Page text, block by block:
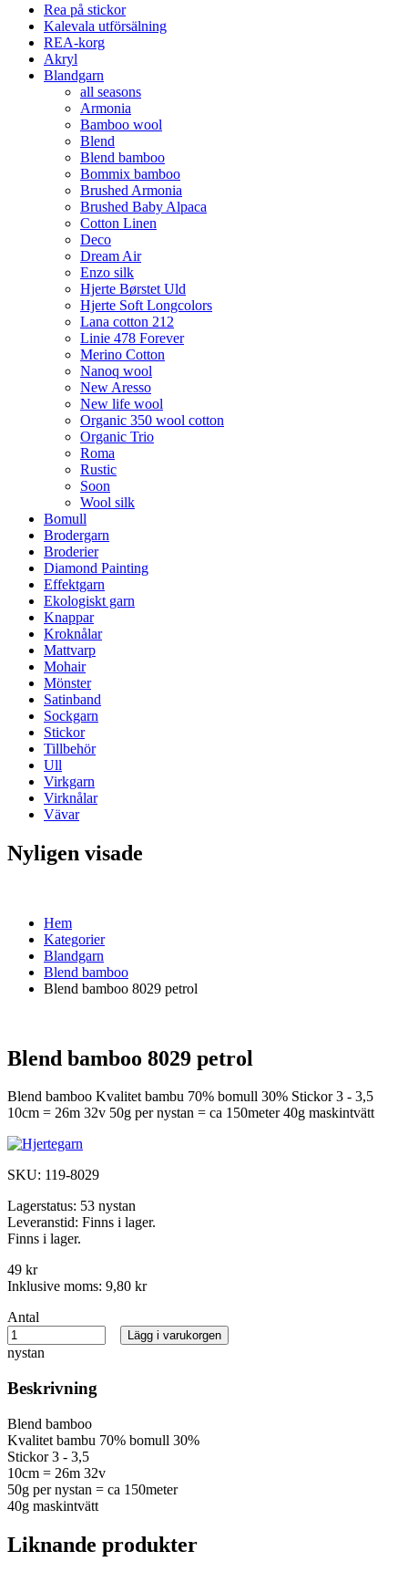
Rea på stickor
Kalevala utförsälning
REA-korg
Akryl
Blandgarn
all seasons
Armonia
Bamboo wool
Blend
Blend bamboo
Bommix bamboo
Brushed Armonia
Brushed Baby Alpaca
Cotton Linen
Deco
Dream Air
Enzo silk
Hjerte Børstet Uld
Hjerte Soft Longcolors
Lana cotton 212
Linie 478 Forever
Merino Cotton
Nanoq wool
New Aresso
New life wool
Organic 350 wool cotton
Organic Trio
Roma
Rustic
Soon
Wool silk
Bomull
Brodergarn
Broderier
Diamond Painting
Effektgarn
Ekologiskt garn
Knappar
Kroknålar
Mattvarp
Mohair
Mönster
Satinband
Sockgarn
Stickor
Tillbehör
Ull
Virkgarn
Virknålar
Vävar
Nyligen visade
Hem
Kategorier
Blandgarn
Blend bamboo
Blend bamboo 8029 petrol
Blend bamboo 8029 petrol
Blend bamboo Kvalitet bambu 70% bomull 30% Stickor 3 - 3,5
10cm = 26m 32v 50g per nystan = ca 150meter 40g maskintvätt
SKU: 119-8029
Lagerstatus: 53 nystan
Leveranstid: Finns i lager.
Finns i lager.
49 kr
Inklusive moms: 9,80 kr
Antal
nystan
Lägg i varukorgen
Beskrivning
Blend bamboo
Kvalitet bambu 70% bomull 30%
Stickor 3 - 3,5
10cm = 26m 32v
50g per nystan = ca 150meter
40g maskintvätt
Liknande produkter